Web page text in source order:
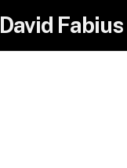
David Fabius